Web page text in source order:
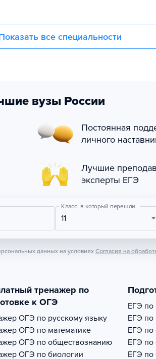
все специальности
вузы России
Постоянная
личного
Лучшие
эксперты ЕГЭ
Класс, в который перешли
11
данных на условиях Согласия на
тренажер по
к ОГЭ
ОГЭ по русскому языку
ОГЭ по математике
ОГЭ по обществознанию
ОГЭ по биологии
ЕГЭ по
ЕГЭ по
ЕГЭ по
ЕГЭ по
ЕГЭ по